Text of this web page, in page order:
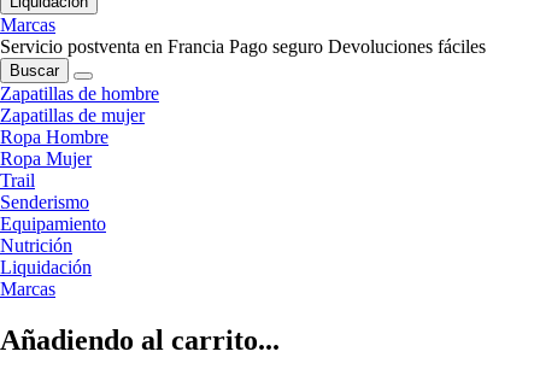
Marcas
Servicio postventa en Francia Pago seguro Devoluciones fáciles
Buscar
Zapatillas de hombre
Zapatillas de mujer
Ropa Hombre
Ropa Mujer
Trail
Senderismo
Equipamiento
Nutrición
Liquidación
Marcas
Añadiendo al carrito...